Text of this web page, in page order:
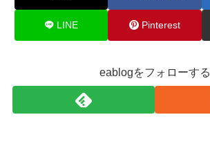
LINE Pinterest
eablogをフォローする